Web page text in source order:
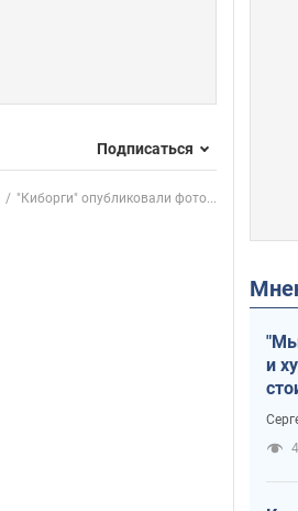
Подписаться
"Киборги" опубликовали фото...
и